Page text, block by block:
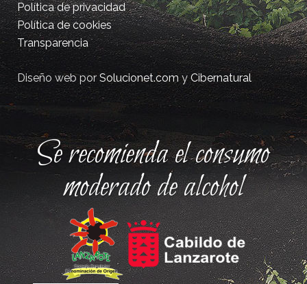
Política de privacidad
Política de cookies
Transparencia
Diseño web porSolucionet.comyCibernatural
Se recomienda el consumo
moderado de alcohol